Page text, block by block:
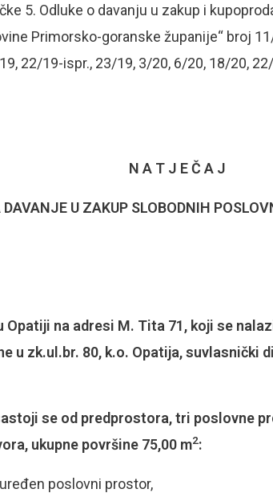
5. Odluke o davanju u zakup i
Primorsko-goranske županije“ broj
22/19-ispr., 23/19, 3/20, 6/20, 18/20,
N A T J E Č A J
DAVANJE U ZAKUP SLOBODNIH
na adresi M. Tita 71, koji se
u zk.ul.br. 80, k.o. Opatija, suvlasnički
se od predprostora, tri poslovne
ukupne površine 75,00 m2:
poslovni prostor,